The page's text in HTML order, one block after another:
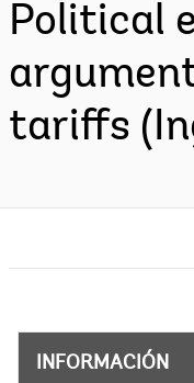
Political
tariffs
INFORMACIÓN